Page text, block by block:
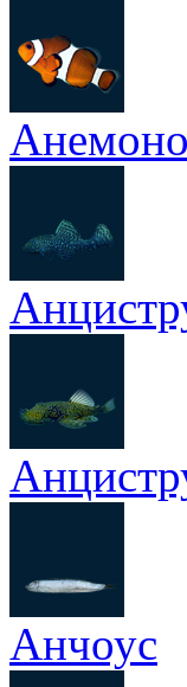
Анчоус